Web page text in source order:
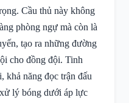
Cầu thủ này không
phòng ngự mà còn là
tạo ra những đường
cho đồng đội. Tinh
khả năng đọc trận đấu
lý bóng dưới áp lực